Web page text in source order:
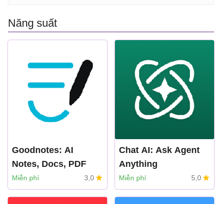
Năng suất
Goodnotes: AI
Notes, Docs, PDF
Goodnotes
Miễn phí 3,0
Chat AI: Ask Agent
Anything
Deep Flow Apps
Miễn phí 5,0